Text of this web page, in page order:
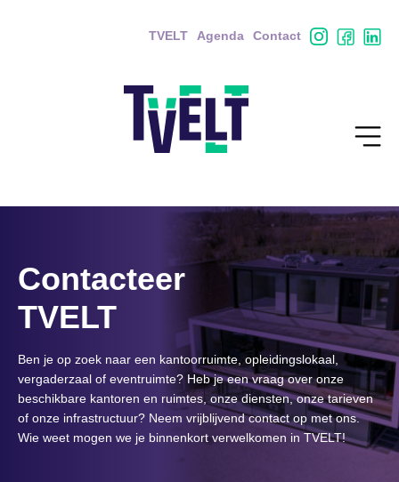
TVELT Agenda Contact
Contacteer
TVELT
Ben je op zoek naar een kantoorruimte, opleidingslokaal,
vergaderzaal of eventruimte? Heb je een vraag over onze
beschikbare kantoren en ruimtes, onze diensten, onze tarieven
of onze infrastructuur? Neem vrijblijvend contact op met ons.
Wie weet mogen we je binnenkort verwelkomen in TVELT!